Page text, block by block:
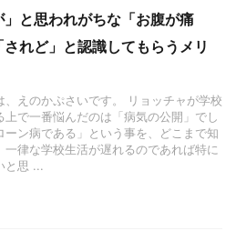
」と思われがちな「お腹が痛
されど」と認識してもらうメリ
、えのかぷさいです。 リョッチャが学校
上で一番悩んだのは「病気の公開」でし
ーン病である」という事を、どこまで知
一律な学校生活が遅れるのであれば特に
と思 ...